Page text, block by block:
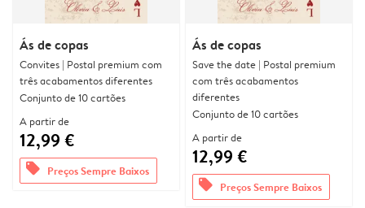
Ás de copas
Convites | Postal premium com
três acabamentos diferentes
Conjunto de 10 cartões
A partir de
12,99 €
offers Preços Sempre Baixos
Ás de copas
Save the date | Postal premium
com três acabamentos
diferentes
Conjunto de 10 cartões
A partir de
12,99 €
offers Preços Sempre Baixos